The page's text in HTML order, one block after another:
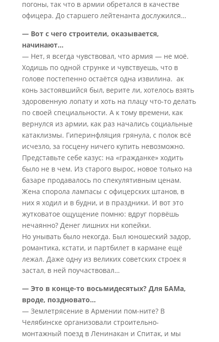
погоны, так что в армии обретался в качестве
офицера. До старшего лейтенанта дослужился…
— Вот с чего строители, оказывается,
начинают…
— Нет, я всегда чувствовал, что армия — не моё.
Ходишь по одной струнке и чувствуешь, что в
голове постепенно остаётся одна извилина. ак
конь застоявшийся был, верите ли, хотелось взять
здоровенную лопату и хоть на плацу что-то делать
по своей специальности. А к тому времени, как
вернулся из армии, как раз начались социальные
катаклизмы. Гиперинфляция грянула, с полок всё
исчезло, за госцену ничего купить невозможно.
Представьте себе казус: на «гражданке» ходить
было не в чем. Из старого вырос, новое только на
базаре продавалось по спекулятивным ценам.
Жена спорола лампасы с офицерских штанов, в
них я ходил и в будни, и в праздники. И вот это
жутковатое ощущение помню: вдруг порвёшь
нечаянно? Денег лишних ни копейки.
Но унывать было некогда. Был юношеский задор,
романтика, кстати, и партбилет в кармане ещё
лежал. Даже одну из великих советских строек я
застал, в ней поучаствовал…
— Это в конце-то восьмидесятых? Для БАМа,
вроде, поздновато…
— Землетрясение в Армении пом-ните? В
Челябинске организовали строительно-
монтажный поезд в Ленинакан и Спитак, и мы